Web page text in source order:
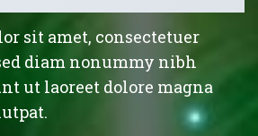
sit amet, consectetuer
diam nonummy nibh
ut laoreet dolore magna